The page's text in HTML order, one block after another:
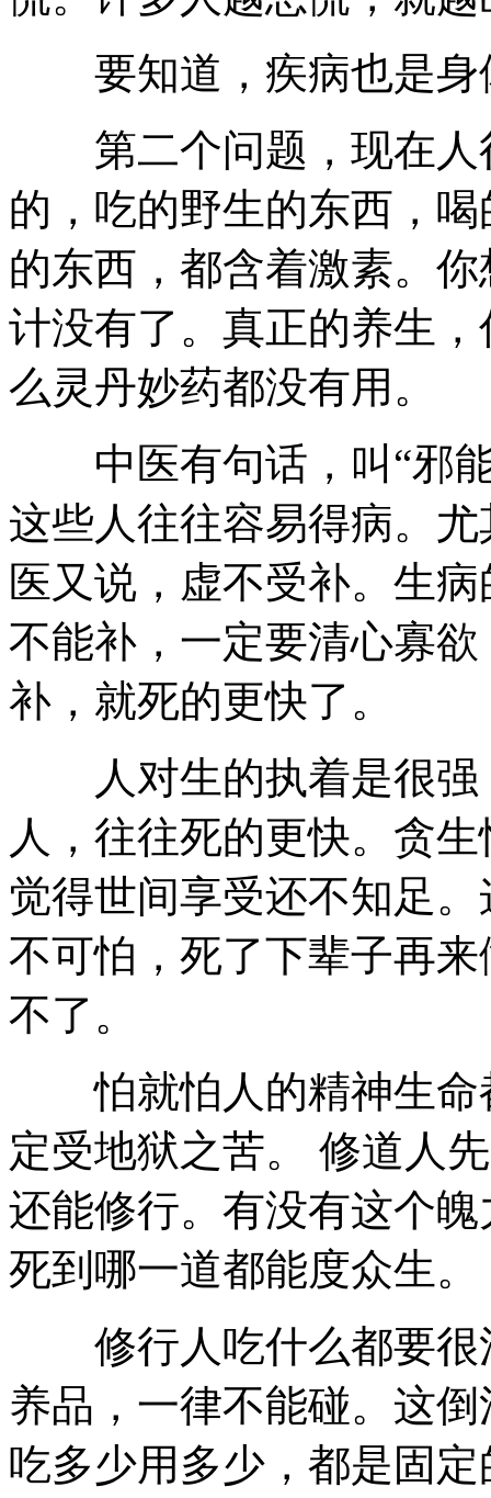
要知道，疾病也是身
第二个问题，现在人
的，吃的野生的东西，
的东西，都含着激素。
计没有了。真正的养生
么灵丹妙药都没有用。
中医有句话，叫“邪能
这些人往往容易得病。
医又说，虚不受补。生
不能补，一定要清心寡
补，就死的更快了。
人对生的执着是很强
人，往往死的更快。贪
觉得世间享受还不知足
不可怕，死了下辈子再
不了。
怕就怕人的精神生命
定受地狱之苦。 修道人
还能修行。有没有这个
死到哪一道都能度众生。
修行人吃什么都要很
养品，一律不能碰。这
吃多少用多少，都是固